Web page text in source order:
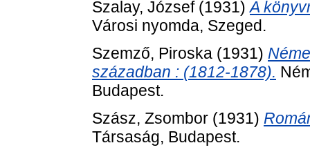
Szalay, József(1931)A
Városi nyomda, Szeged.
Szemző, Piroska (1931)
században : (1812-1878).
Budapest.
Szász, Zsombor (1931)
Társaság, Budapest.